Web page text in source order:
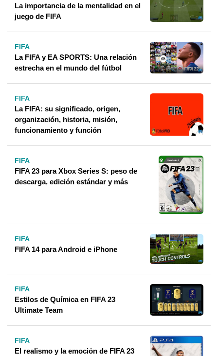
La importancia de la mentalidad en el
juego de FIFA
FIFA
La FIFA y EA SPORTS: Una relación
estrecha en el mundo del fútbol
FIFA
La FIFA: su significado, origen,
organización, historia, misión,
funcionamiento y función
FIFA
FIFA 23 para Xbox Series S: peso de
descarga, edición estándar y más
FIFA
FIFA 14 para Android e iPhone
FIFA
Estilos de Química en FIFA 23
Ultimate Team
FIFA
El realismo y la emoción de FIFA 23